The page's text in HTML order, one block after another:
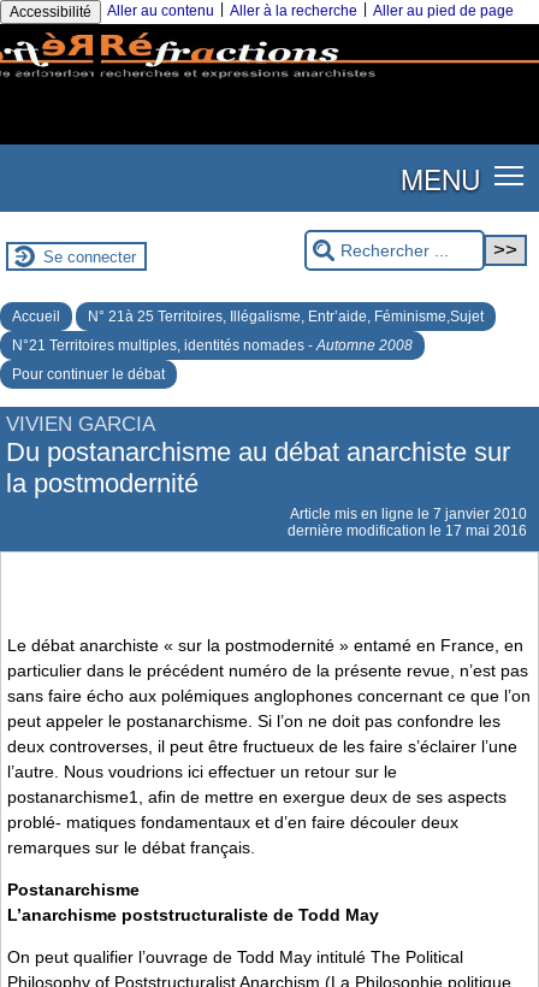
Accessibilité Aller au contenu Aller à la recherche Aller au pied de page
MENU
Se connecter
Accueil
N° 21à 25 Territoires, Illégalisme, Entr’aide, Féminisme,Sujet
N°21 Territoires multiples, identités nomades -Automne 2008
Pour continuer le débat
VIVIEN GARCIA
Du postanarchisme au débat anarchiste sur
la postmodernité
Article mis en ligne le 7 janvier 2010
dernière modification le 17 mai 2016
Le débat anarchiste « sur la postmodernité » entamé en France, en
particulier dans le précédent numéro de la présente revue, n’est pas
sans faire écho aux polémiques anglophones concernant ce que l’on
peut appeler le postanarchisme. Si l’on ne doit pas confondre les
deux controverses, il peut être fructueux de les faire s’éclairer l’une
l’autre. Nous voudrions ici effectuer un retour sur le
postanarchisme1, afin de mettre en exergue deux de ses aspects
problé- matiques fondamentaux et d’en faire découler deux
remarques sur le débat français.
Postanarchisme
L’anarchisme poststructuraliste de Todd May
On peut qualifier l’ouvrage de Todd May intitulé The Political
Philosophy of Poststructuralist Anarchism (La Philosophie politique